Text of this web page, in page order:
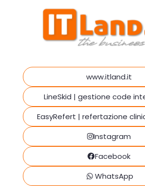
www.itland.it
LineSkid | gestione code
EasyRefert | refertazione
Instagram
Facebook
WhatsApp